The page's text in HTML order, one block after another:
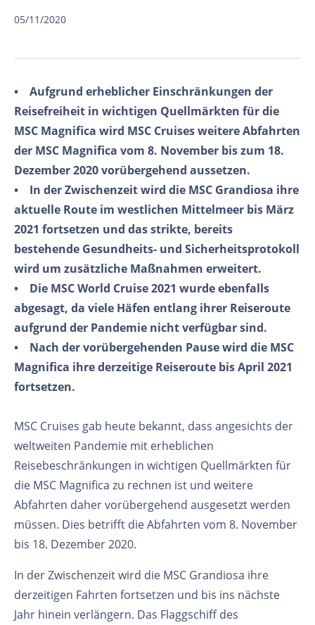
05/11/2020
• Aufgrund erheblicher Einschränkungen der
Reisefreiheit in wichtigen Quellmärkten für die
MSC Magnifica wird MSC Cruises weitere Abfahrten
der MSC Magnifica vom 8. November bis zum 18.
Dezember 2020 vorübergehend aussetzen.
• In der Zwischenzeit wird die MSC Grandiosa ihre
aktuelle Route im westlichen Mittelmeer bis März
2021 fortsetzen und das strikte, bereits
bestehende Gesundheits- und Sicherheitsprotokoll
wird um zusätzliche Maßnahmen erweitert.
• Die MSC World Cruise 2021 wurde ebenfalls
abgesagt, da viele Häfen entlang ihrer Reiseroute
aufgrund der Pandemie nicht verfügbar sind.
• Nach der vorübergehenden Pause wird die MSC
Magnifica ihre derzeitige Reiseroute bis April 2021
fortsetzen.
MSC Cruises gab heute bekannt, dass angesichts der
weltweiten Pandemie mit erheblichen
Reisebeschränkungen in wichtigen Quellmärkten für
die MSC Magnifica zu rechnen ist und weitere
Abfahrten daher vorübergehend ausgesetzt werden
müssen. Dies betrifft die Abfahrten vom 8. November
bis 18. Dezember 2020.
In der Zwischenzeit wird die MSC Grandiosa ihre
derzeitigen Fahrten fortsetzen und bis ins nächste
Jahr hinein verlängern. Das Flaggschiff des